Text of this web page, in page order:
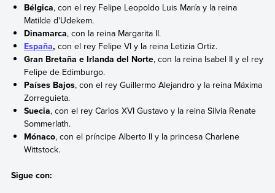
Bélgica, con el rey Felipe Leopoldo Luis María y la reina
Matilde d'Udekem.
Dinamarca, con la reina Margarita II.
España,con el rey Felipe VI y la reina Letizia Ortiz.
Gran Bretaña e Irlanda del Norte, con la reina Isabel II y el rey
Felipe de Edimburgo.
Países Bajos, con el rey Guillermo Alejandro y la reina Máxima
Zorreguieta.
Suecia, con el rey Carlos XVI Gustavo y la reina Silvia Renate
Sommerlath.
Mónaco, con el príncipe Alberto II y la princesa Charlene
Wittstock.
Sigue con: